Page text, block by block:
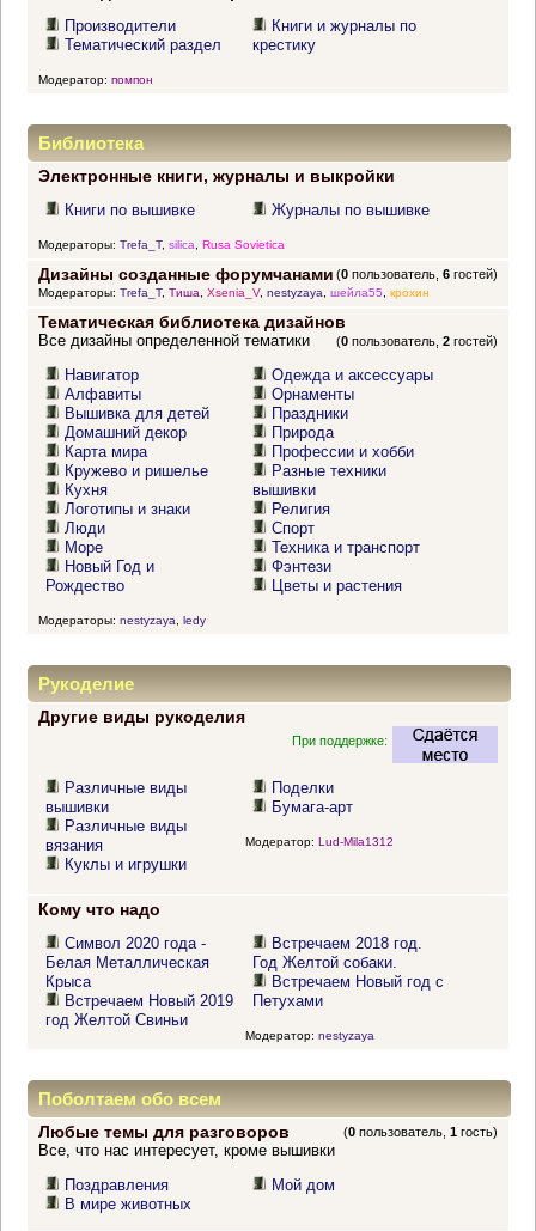
Производители
Тематический раздел
Книги и журналы по
крестику
Модератор: помпон
Библиотека
Электронные книги, журналы и выкройки
Книги по вышивке Журналы по вышивке
Модераторы: Trefa_T, silica Rusa Sovietica
Дизайны созданные форумчанами (0 пользователь,6 гостей)
Модераторы: Trefa_T, Тиша, Xsenia_V, nestyzaya, шейла55, крохин
Тематическая библиотека дизайнов
(0 пользователь,2 гостей)
Все дизайны определенной тематики
Навигатор
Алфавиты
Вышивка для детей
Домашний декор
Карта мира
Кружево и ришелье
Кухня
Логотипы и знаки
Люди
Море
Новый Год и
Рождество
Одежда и аксессуары
Орнаменты
Праздники
Природа
Профессии и хобби
Разные техники
вышивки
Религия
Спорт
Техника и транспорт
Фэнтези
Цветы и растения
Модераторы: nestyzaya ledy
Рукоделие
Другие виды рукоделия
При поддержке:
Различные виды
вышивки
Различные виды
вязания
Куклы и игрушки
Поделки
Бумага-арт
Модератор: Lud-Mila1312
Кому что надо
Символ 2020 года -
Белая Металлическая
Крыса
Встречаем Новый 2019
год Желтой Свиньи
Встречаем 2018 год.
Год Желтой собаки.
Встречаем Новый год с
Петухами
Модератор: nestyzaya
Поболтаем обо всем
Любые темы для разговоров (0 пользователь,1 гость)
Все, что нас интересует, кроме вышивки
Поздравления
В мире животных
Мой дом